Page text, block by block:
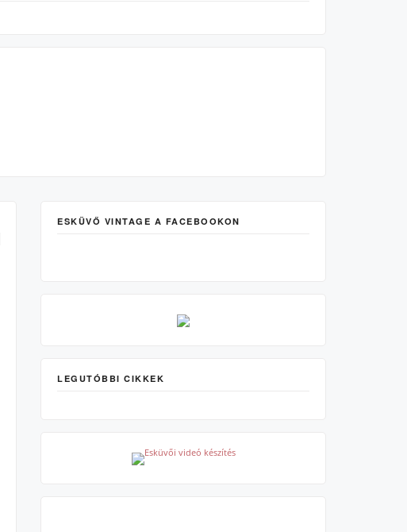
ESKÜVŐ VINTAGE A FACEBOOKON
LEGUTÓBBI CIKKEK